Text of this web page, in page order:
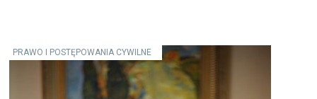
PRAWO I POSTĘPOWANIA CYWILNE